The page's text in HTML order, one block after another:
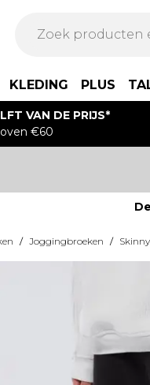
KLEDING PLUS
VAN DE PRIJS*
€60
/ Joggingbroeken /